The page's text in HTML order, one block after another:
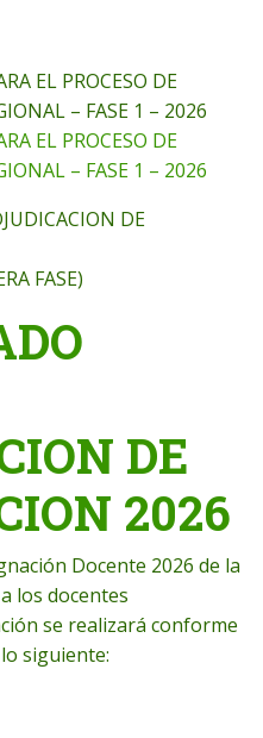
EL PROCESO DE
– FASE 1 – 2026
EL PROCESO DE
– FASE 1 – 2026
DE
FASE)
DE
2026
Docente 2026 de la
los docentes
se realizará conforme
siguiente: